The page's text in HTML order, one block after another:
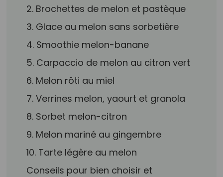
2. Brochettes de melon et pastèque
3. Glace au melon sans sorbetière
4. Smoothie melon-banane
5. Carpaccio de melon au citron vert
6. Melon rôti au miel
7. Verrines melon, yaourt et granola
8. Sorbet melon-citron
9. Melon mariné au gingembre
10. Tarte légère au melon
Conseils pour bien choisir et